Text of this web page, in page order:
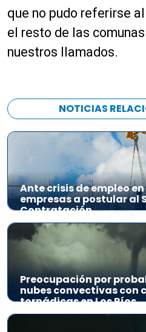
que no pudo referirse
el resto de las
nuestros llamados.
NOTICIAS
Ante crisis de empleo
empresas a postular al
Contratación
Preocupación por
nubes convectivas
tornádicas en Los Ríos